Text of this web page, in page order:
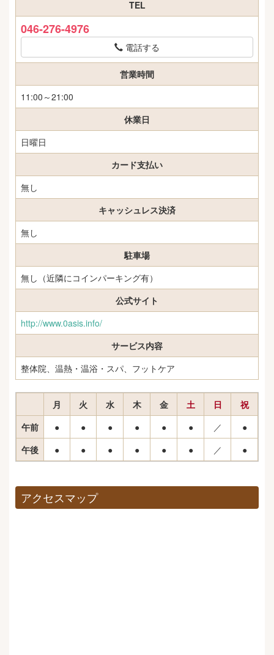
TEL
046-276-4976
電話する
営業時間
11:00～21:00
休業日
日曜日
カード支払い
無し
キャッシュレス決済
無し
駐車場
無し（近隣にコインパーキング有）
公式サイト
http://www.0asis.info/
サービス内容
整体院、温熱・温浴・スパ、フットケア
月 火 水 木 金 土 日
祝
午前
● ● ● ● ● ● ／
●
午後
● ● ● ● ● ● ／ ●
アクセスマップ